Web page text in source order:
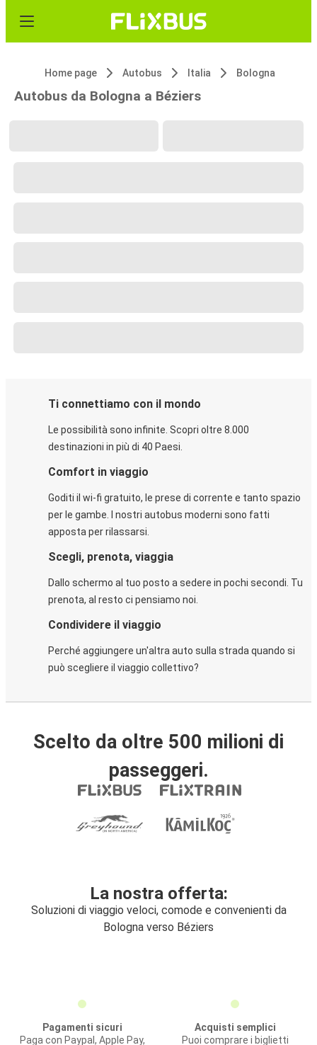
Home page Autobus Italia Bologna
Autobus da Bologna a Béziers
Ti connettiamo con il mondo
Le possibilità sono infinite. Scopri oltre 8.000
destinazioni in più di 40 Paesi.
Comfort in viaggio
Goditi il wi-fi gratuito, le prese di corrente e tanto spazio
per le gambe. I nostri autobus moderni sono fatti
apposta per rilassarsi.
Scegli, prenota, viaggia
Dallo schermo al tuo posto a sedere in pochi secondi. Tu
prenota, al resto ci pensiamo noi.
Condividere il viaggio
Perché aggiungere un'altra auto sulla strada quando si
può scegliere il viaggio collettivo?
Scelto da oltre 500 milioni di
passeggeri.
La nostra offerta:
Soluzioni di viaggio veloci, comode e convenienti da
Bologna verso Béziers
Pagamenti sicuri
Paga con Paypal, Apple Pay,
Acquisti semplici
Puoi comprare i biglietti